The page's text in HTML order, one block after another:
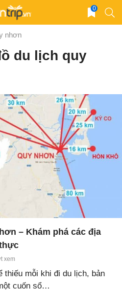
0
nhơn
du lịch quy
– Khám phá các địa
xem
thiếu mỗi khi đi du lịch, bản
cuốn sổ…